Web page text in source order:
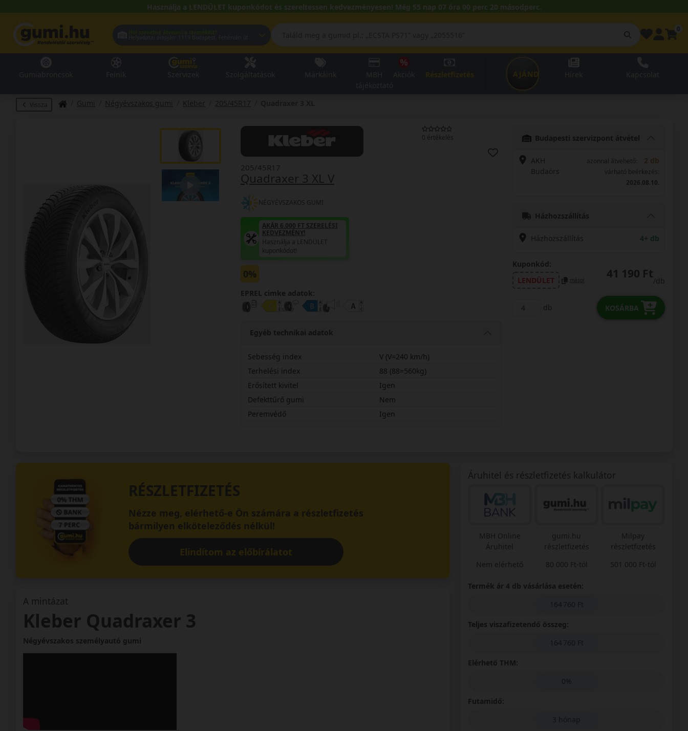
Használja a LENDÜLET kuponkódot és szereltessen kedvezményesen! Még 55 nap 07 óra 00 perc 19 másodperc.
AJÁNDÉKUTALVÁNY
Vissza Gumi Négyévszakos gumi Kleber 205/45R17
0 értékelés
Quadraxer 3 XL V
205/45R17
NÉGYÉVSZAKOS GUMI
AKÁR 6.000 FT SZERELÉSI
KEDVEZMÉNY!
Használja a LENDÜLET
kuponkódot!
0%
EPREL cimke adatok:
Egyéb technikai adatok
Sebesség index
V (V=240 km/h)
Terhelési index
88 (88=560kg)
Erősített kivitel
Igen
Defekttűrő gumi
Nem
Peremvédő
Igen
Budapesti szervizpont átvétel
AKH
Budaörs
azonnal átvehető: 2 db
várható beérkezés:
2026.08.10.
Házhozszállítás
Házhozszállítás 4+ db
Kuponkód:
LENDÜLET
másol 41 190 Ft
/db
db KOSÁRBA
RÉSZLETFIZETÉS
Nézze meg, elérhető-e Ön számára a részletfizetés
bármilyen elköteleződés nélkül!
Elindítom az előbírálatot
A mintázat
Kleber Quadraxer 3
Négyévszakos személyautó gumi
Áruhitel és részletfizetés kalkulátor
MBH Online
Áruhitel
Nem elérhető
gumi.hu
részletfizetés
80 000 Ft-tól
Milpay
részletfizetés
501 000 Ft-tól
Termék ár 4 db vásárlása esetén:
164 760 Ft
Teljes viszafizetendő összeg:
164 760 Ft
Elérhető THM:
0%
Futamidő:
3 hónap